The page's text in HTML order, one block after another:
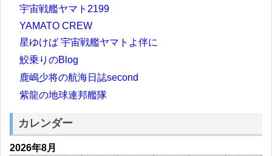
宇宙戦艦ヤマト2199
YAMATO CREW
星ゆけば 宇宙戦艦ヤマトよ伴に
鮫乗りのBlog
鹿嶋少将の航海日誌second
紫龍の地球連邦艦隊
カレンダー
2026年8月